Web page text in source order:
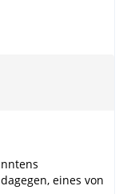
eines von